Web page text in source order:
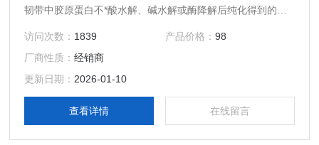
韧带中胶原蛋白不*酸水解、碱水解或酶降解后纯化得到的制
微黄色至黄色、透明或半透明微带光泽的薄片或粉粒；无臭、
无味；浸在水中时会膨胀变软，能吸收其自身质量5～10倍的
水。
访问次数： 1839 产品价格： 98
厂商性质：经销商
更新日期： 2026-01-10
查看详情 在线留言